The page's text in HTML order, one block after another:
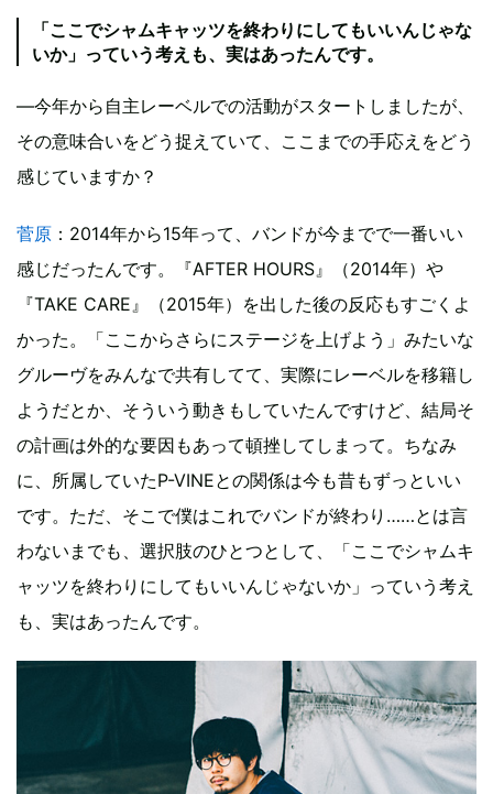
「ここでシャムキャッツを終わりにしてもいいんじゃな
いか」っていう考えも、実はあったんです。
―今年から自主レーベルでの活動がスタートしましたが、
その意味合いをどう捉えていて、ここまでの手応えをどう
感じていますか？
菅原 ：2014年から15年って、バンドが今までで一番いい
感じだったんです。『AFTER HOURS』（2014年）や
『TAKE CARE』（2015年）を出した後の反応もすごくよ
かった。「ここからさらにステージを上げよう」みたいな
グルーヴをみんなで共有してて、実際にレーベルを移籍し
ようだとか、そういう動きもしていたんですけど、結局そ
の計画は外的な要因もあって頓挫してしまって。ちなみ
に、所属していたP-VINEとの関係は今も昔もずっといい
です。ただ、そこで僕はこれでバンドが終わり……とは言
わないまでも、選択肢のひとつとして、「ここでシャムキ
ャッツを終わりにしてもいいんじゃないか」っていう考え
も、実はあったんです。